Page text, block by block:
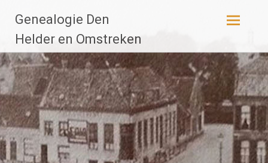
naar
inhoud
Genealogie Den
Helder en Omstreken